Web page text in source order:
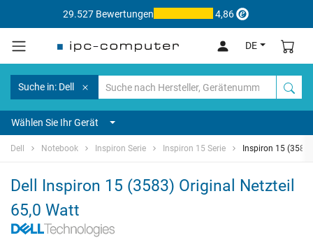
29.527 Bewertungen 4,86
DE
Suche in: Dell
Wählen Sie Ihr Gerät
Dell Notebook Inspiron Serie Inspiron 15 Serie Inspiron 15 (3583)
Dell Inspiron 15 (3583) Original Netzteil
65,0 Watt